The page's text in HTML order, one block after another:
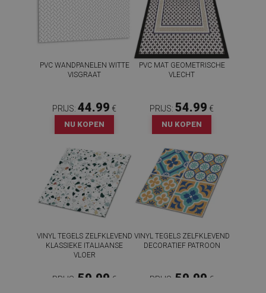
PVC WANDPANELEN WITTE
VISGRAAT
PRIJS: 44.99 €
NU KOPEN
PVC MAT GEOMETRISCHE
VLECHT
PRIJS: 54.99 €
NU KOPEN
VINYL TEGELS ZELFKLEVEND
KLASSIEKE ITALIAANSE
VLOER
PRIJS: 59.99 €
VINYL TEGELS ZELFKLEVEND
DECORATIEF PATROON
PRIJS: 59.99 €